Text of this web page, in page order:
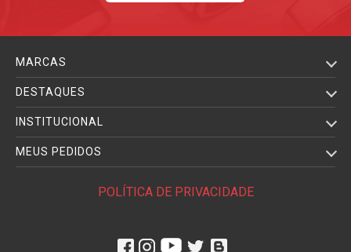
MARCAS
DESTAQUES
INSTITUCIONAL
MEUS PEDIDOS
POLÍTICA DE PRIVACIDADE